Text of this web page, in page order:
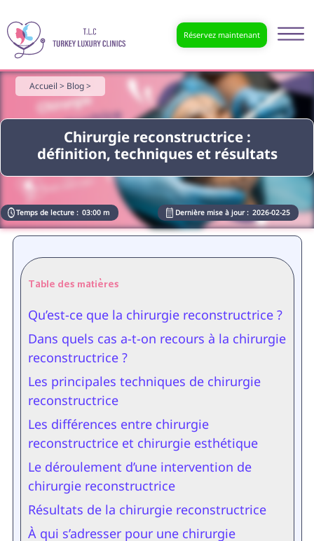
Réservez maintenant
Chirurgie reconstructrice :
définition, techniques et résultats
Accueil > Blog >
Temps de lecture : 03:00 m Dernière mise à jour : 2026-02-25
Table des matières
Qu’est-ce que la chirurgie reconstructrice ?
Dans quels cas a-t-on recours à la chirurgie
reconstructrice ?
Les principales techniques de chirurgie
reconstructrice
Les différences entre chirurgie
reconstructrice et chirurgie esthétique
Le déroulement d’une intervention de
chirurgie reconstructrice
Résultats de la chirurgie reconstructrice
À qui s’adresser pour une chirurgie